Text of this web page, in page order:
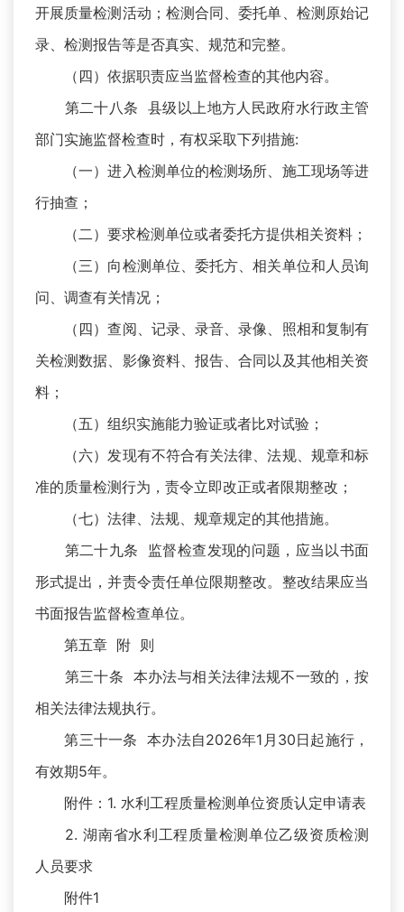
开展质量检测活动；检测合同、委托单、检测原始记
录、检测报告等是否真实、规范和完整。
（四）依据职责应当监督检查的其他内容。
第二十八条 县级以上地方人民政府水行政主管
部门实施监督检查时，有权采取下列措施:
（一）进入检测单位的检测场所、施工现场等进
行抽查；
（二）要求检测单位或者委托方提供相关资料；
（三）向检测单位、委托方、相关单位和人员询
问、调查有关情况；
（四）查阅、记录、录音、录像、照相和复制有
关检测数据、影像资料、报告、合同以及其他相关资
料；
（五）组织实施能力验证或者比对试验；
（六）发现有不符合有关法律、法规、规章和标
准的质量检测行为，责令立即改正或者限期整改；
（七）法律、法规、规章规定的其他措施。
第二十九条 监督检查发现的问题，应当以书面
形式提出，并责令责任单位限期整改。整改结果应当
书面报告监督检查单位。
第五章 附 则
第三十条 本办法与相关法律法规不一致的，按
相关法律法规执行。
第三十一条 本办法自2026年1月30日起施行，
有效期5年。
附件：1. 水利工程质量检测单位资质认定申请表
2. 湖南省水利工程质量检测单位乙级资质检测
人员要求
附件1